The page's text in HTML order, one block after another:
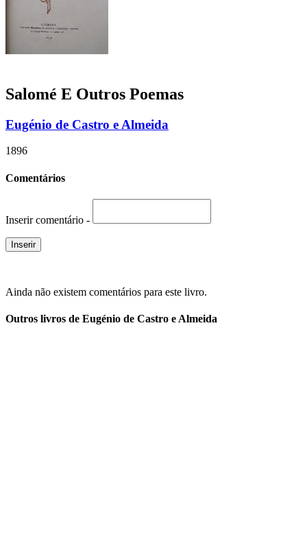
Salomé E Outros Poemas
Eugénio de Castro e Almeida
1896
Comentários
Inserir comentário -
Ainda não existem comentários para este livro.
Outros livros de Eugénio de Castro e Almeida